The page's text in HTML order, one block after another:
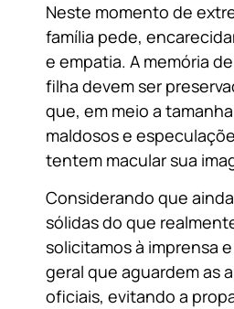
Neste momento de
família pede,
e empatia. A memória
filha devem ser
que, em meio a
maldosos e
tentem macular sua
Considerando que
sólidas do que
solicitamos à imprensa
geral que aguardem as
oficiais, evitando a